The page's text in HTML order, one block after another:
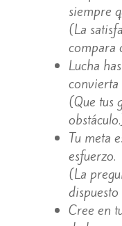
siempre
(La
compara
Lucha
convierta
(Que tus
Tu meta
esfuerzo.
(La
Cree en